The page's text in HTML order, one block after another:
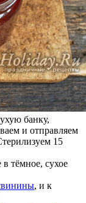
банку,
и отправляем
15
тёмное, сухое
, и к